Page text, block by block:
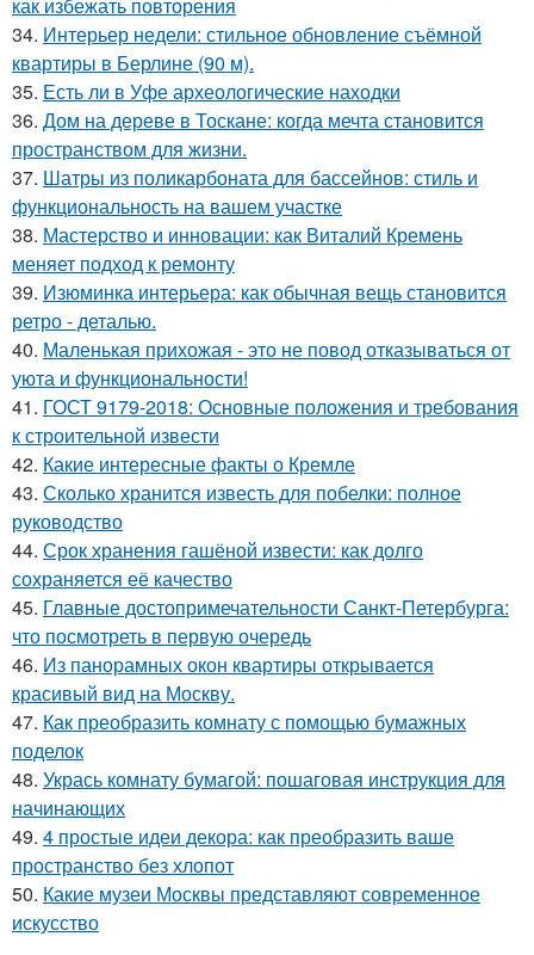
34. Интерьер недели: стильное обновление съёмной
квартиры в Берлине (90 м).
35. Есть ли в Уфе археологические находки
36. Дом на дереве в Тоскане: когда мечта становится
пространством для жизни.
37. Шатры из поликарбоната для бассейнов: стиль и
функциональность на вашем участке
38. Мастерство и инновации: как Виталий Кремень
меняет подход к ремонту
39. Изюминка интерьера: как обычная вещь становится
ретро - деталью.
40. Маленькая прихожая - это не повод отказываться от
уюта и функциональности!
41. ГОСТ 9179-2018: Основные положения и требования
к строительной извести
42. Какие интересные факты о Кремле
43. Сколько хранится известь для побелки: полное
руководство
44. Срок хранения гашёной извести: как долго
сохраняется её качество
45. Главные достопримечательности Санкт-Петербурга:
что посмотреть в первую очередь
46. Из панорамных окон квартиры открывается
красивый вид на Москву.
47. Как преобразить комнату с помощью бумажных
поделок
48. Укрась комнату бумагой: пошаговая инструкция для
начинающих
49. 4 простые идеи декора: как преобразить ваше
пространство без хлопот
50. Какие музеи Москвы представляют современное
искусство